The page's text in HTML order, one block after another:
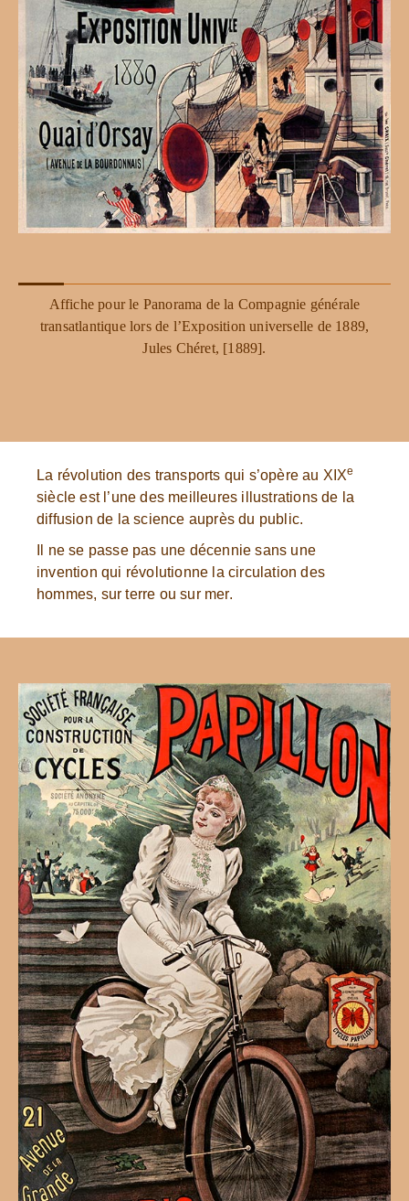
Affiche pour le Panorama de la Compagnie générale
transatlantique lors de l’Exposition universelle de 1889,
Jules Chéret, [1889].
La révolution des transports qui s’opère au XIXe
siècle est l’une des meilleures illustrations de la
diffusion de la science auprès du public.
Il ne se passe pas une décennie sans une
invention qui révolutionne la circulation des
hommes, sur terre ou sur mer.